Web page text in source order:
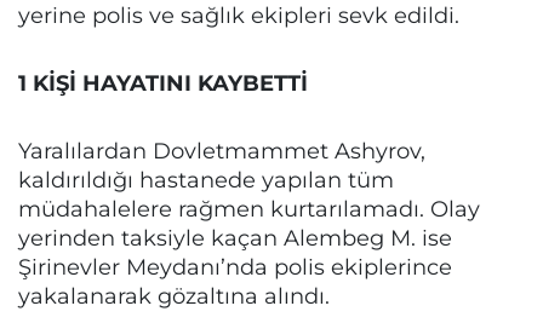
yerine polis ve sağlık ekipleri sevk edildi.
1 KİŞİ HAYATINI KAYBETTİ
Yaralılardan Dovletmammet Ashyrov,
kaldırıldığı hastanede yapılan tüm
müdahalelere rağmen kurtarılamadı. Olay
yerinden taksiyle kaçan Alembeg M. ise
Şirinevler Meydanı’nda polis ekiplerince
yakalanarak gözaltına alındı.